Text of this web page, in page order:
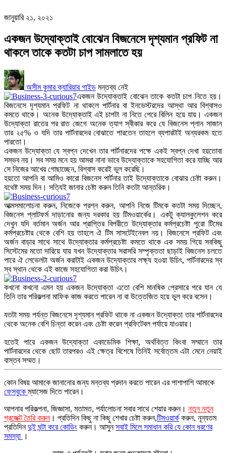
জানুয়ারি ২১, ২০২১
একজন উদ্যোক্তাই বোঝেন বিজনেসে দৃশ্যমান প্রফিট না
থাকলে তাকে কতটা চাপ সামলাতে হয়
অসীম কুমার ক্যারিয়ার গাইড মন্তব্য নেই
একজন উদ্যোক্তাই বোঝেন তাকে কতটা চাপ নিতে হয়।
বিজনেসে দৃশ্যমান প্রফিট না থাকলে পার্টনার বা ইনভেস্টরদের আস্থা আর বিশ্বাসও
কমতে থাকে। অনেক উদ্যোক্তাই এই চাপটা না নিতে পেরে বিলিন হয়ে যায়। একজন
উদ্যোক্তা রাতের পর রাত জেগে অনেক ত্যাগ স্বীকার করে যে বিজনেস প্লান সাজান
তার ২৫% ও যদি তার পার্টনারদের বোঝাতে পারতেন তাহলে ব্যপারটাই অন্যরকম হতে
পারতো।
একজন উদ্যোক্তা যে স্বপ্ন দেখেন তার পার্টনারদের পক্ষে একই স্বপ্ন দেখা হয়তোবা
সম্ভব নয়। সব সময় মনে হয় আমরা নানা ভাবে উদ্যোক্তাকে সহযোগিতা করে যাচ্ছি আর
সে নিজের আখের গোছাচ্ছেন, বিশ্বাস করেই ভুল করেছি।
হয়তো আপনি বা আমিও কারো বিজনেস পার্টনার তাই উদ্যোক্তাকে বোঝার চেষ্টা করুন।
যথেষ্ট সময় দিন। সত্যিই জানার চেষ্টা করুন তিনি কতটা আন্তরিক।
আত্মসমালোচনা করুন, নিজেকে প্রশ্ন করুন, আপনি নিজে টিমকে কতটা সময় দিচ্ছেন,
বিজনেস প্লাটফর্ম দাড়ানোর জন্য দরকার হয় টিমওয়ার্কের। একটু ক্যালকুলেশন করে
দেখুন যদি বর্তমান অর্জন আর প্রাপ্তির বিপরীতে উদ্যোক্তার কর্মপ্রচেষ্টা পুরো টিমের
কর্মপ্রচেষ্টার থেকে বেশি হয় তাহলে ঐ টিম সাসটেইনেবলনয়। বিজনেসে প্রফিট এবং
অর্জন বাড়ার সাথে সাথে উদ্যোক্তার কর্মপ্রচেষ্টা কমতে থাকে এক সময় গিয়ে সবকিছু
সিস্টেমের মতো দারিয়ে যায় যখন উদ্যোক্তার সরাসরি সম্পৃক্ততা ছাড়াই বিজনেস চলতে
পারে ঐ লেভেলটা অর্জন করাটাই একজন উদ্যোক্তার লক্ষ্য হওয়া উচিৎ, পার্টনারদের স্ব
স্ব স্থান থেকে এই কাজে সহযোগিতা করা উচিৎ।
কখনো কখনো এমন হয় একজন উদ্যোক্তা এতো বেশি মানষিক প্রেসারে পরে যান যে
তিনি তার পরিকল্পনা মাফিক কাজ করতে পারেন না বা উত্তেজিত হয়ে ভুল করে বসেন।
যতটা সময় পর্যন্ত বিজনেসে দৃশ্যমান প্রফিট থাকে না একজন উদ্যোক্তা তার পার্টনারদের
থেকে অনেক বেশি চিন্তা করেন এবং চেষ্টা করেন প্রফিটেবল পর্যায়ে যাওয়ার।
হতেই পারে একজন উদ্যোক্তা একাডেমিক শিক্ষা, অর্থবিত্ত কিংবা সম্মানে তার
পার্টনারদের থেকে ছোট তারপরও এই ক্ষেত্র বিশেষে তিনিই সর্বোত্তম এটা মেনে নেয়াই
বাস্তব সম্মত।
কোন বিষয় আমাকে জানানোর জন্য মন্তব্য প্রদান করতে পারেন এর পাশাপাশি আমাকে
ফেসবুকেম্যাসেজ দিতে পারেন।
আপনার পরিকল্পনা, জিজ্ঞাসা, মতামত, পর্যালোচনা সবার সাথে শেয়ার করুন। নতুন নতুন
প্রজেক্ট তৈরি করুন। প্রতিদিন কিছু না কিছু শেখার চেষ্টা করুন,টিমওয়ার্ক করুন, নূন্যতম
প্রতিদিনদুই ঘন্টা করে কোডিং করুন। আসুনসবাই মিলে সমাধান করি যে কোন ধরণের
সমস্যা ।